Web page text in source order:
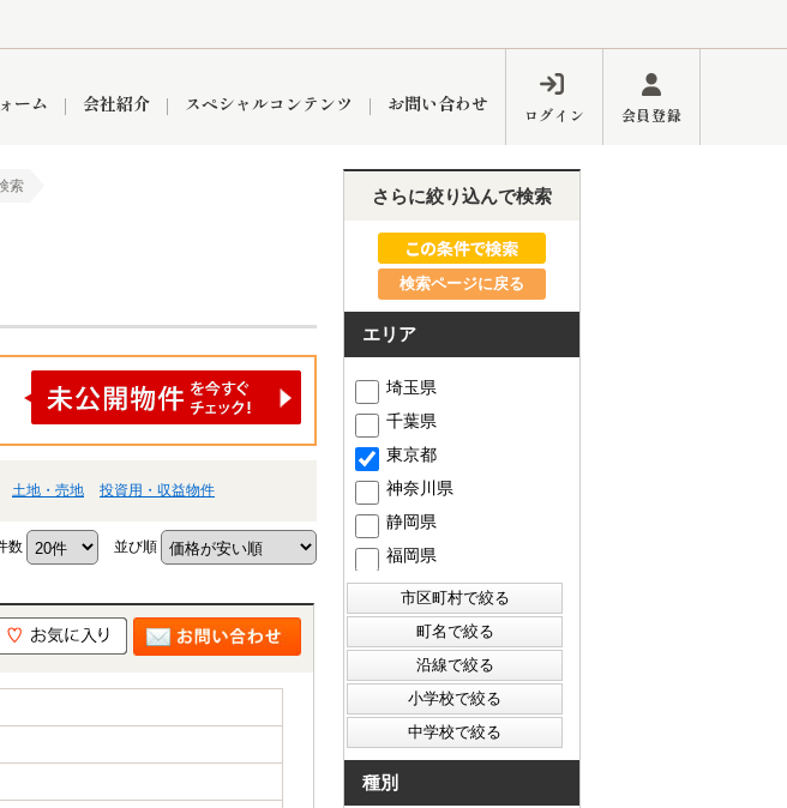
志木市 新座市 朝霞市 西東京市 東村山市 東大和市
練馬区
ーム 会社紹介
インフォメーション ブログ
秋津営業所 東久留米営業所
スペシャルコンテンツ お問い合わせ ログイン 会員登録
索
土地・売地 投資用・収益物件
数 並び順
さらに絞り込んで検索
検索ページに戻る
エリア
埼玉県
千葉県
東京都
神奈川県
静岡県
福岡県
種別